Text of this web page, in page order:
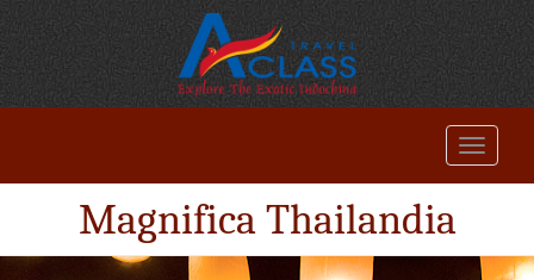
Magnifica Thailandia